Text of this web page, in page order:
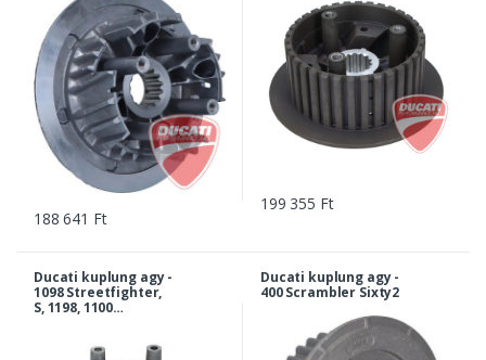
188 641 Ft
199 355 Ft
Ducati kuplung agy -
1098 Streetfighter,
S, 1198, 1100
19610011D
Ducati kuplung agy -
400 Scrambler Sixty2